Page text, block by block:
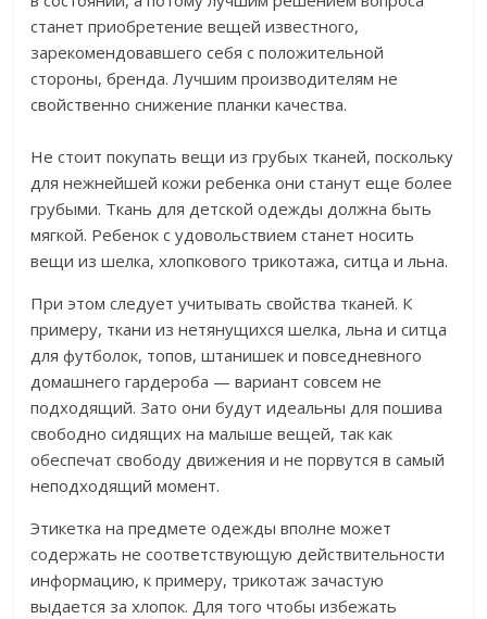
станет приобретение вещей известного,
зарекомендовавшего себя с положительной
стороны, бренда. Лучшим производителям не
свойственно снижение планки качества.
Не стоит покупать вещи из грубых тканей, поскольку
для нежнейшей кожи ребенка они станут еще более
грубыми. Ткань для детской одежды должна быть
мягкой. Ребенок с удовольствием станет носить
вещи из шелка, хлопкового трикотажа, ситца и льна.
При этом следует учитывать свойства тканей. К
примеру, ткани из нетянущихся шелка, льна и ситца
для футболок, топов, штанишек и повседневного
домашнего гардероба — вариант совсем не
подходящий. Зато они будут идеальны для пошива
свободно сидящих на малыше вещей, так как
обеспечат свободу движения и не порвутся в самый
неподходящий момент.
Этикетка на предмете одежды вполне может
содержать не соответствующую действительности
информацию, к примеру, трикотаж зачастую
выдается за хлопок. Для того чтобы избежать